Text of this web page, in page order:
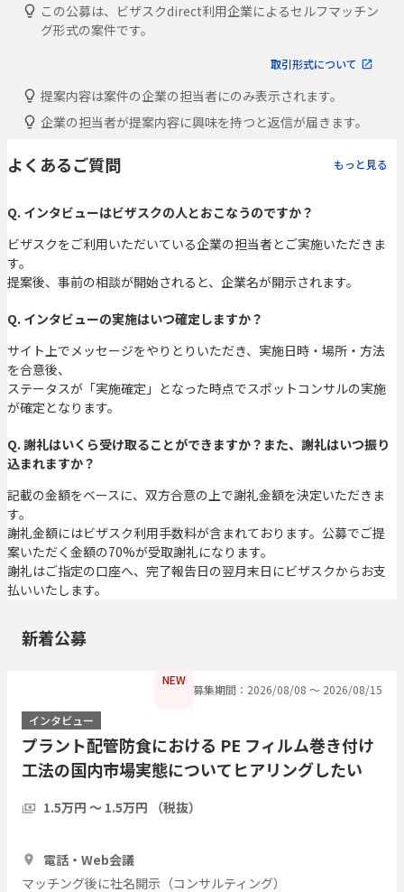
この公募は、ビザスクdirect利用企業によるセルフマッチン
グ形式の案件です。
取引形式について
提案内容は案件の企業の担当者にのみ表示されます。
企業の担当者が提案内容に興味を持つと返信が届きます。
よくあるご質問 もっと見る
Q. インタビューはビザスクの人とおこなうのですか？
ビザスクをご利用いただいている企業の担当者とご実施いただきま
す。
提案後、事前の相談が開始されると、企業名が開示されます。
Q. インタビューの実施はいつ確定しますか？
サイト上でメッセージをやりとりいただき、実施日時・場所・方法
を合意後、
ステータスが「実施確定」となった時点でスポットコンサルの実施
が確定となります。
Q. 謝礼はいくら受け取ることができますか？また、謝礼はいつ振り
込まれますか？
記載の金額をベースに、双方合意の上で謝礼金額を決定いただきま
す。
謝礼金額にはビザスク利用手数料が含まれております。公募でご提
案いただく金額の70%が受取謝礼になります。
謝礼はご指定の口座へ、完了報告日の翌月末日にビザスクからお支
払いいたします。
新着公募
NEW
募集期間：2026/08/08 〜 2026/08/15
インタビュー
プラント配管防食における PE フィルム巻き付け
工法の国内市場実態についてヒアリングしたい
1.5万円 〜 1.5万円 （税抜）
電話・Web会議
マッチング後に社名開示（コンサルティング）